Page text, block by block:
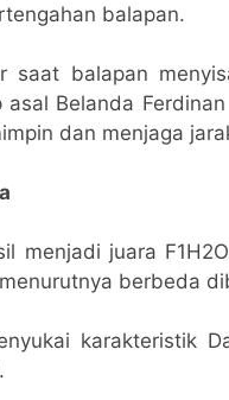
balapan.
saat balapan
Belanda
dan menjaga
menjadi juara
berbeda
karakteristik